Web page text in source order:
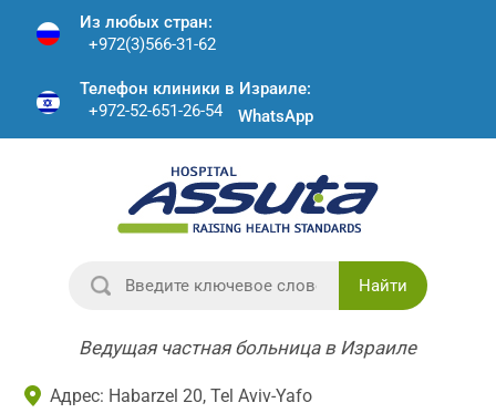
Из любых стран:
+972(3)566-31-62
Телефон клиники в Израиле:
+972-52-651-26-54
WhatsApp
Найти
Ведущая частная больница в Израиле
Адрес: Habarzel 20, Tel Aviv-Yafo